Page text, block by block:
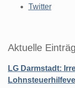
Twitter
Aktuelle
LG Darmstadt: